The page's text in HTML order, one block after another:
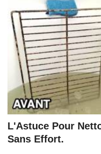
L'Astuce Pour
Sans Effort.